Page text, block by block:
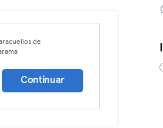
de
Continuar